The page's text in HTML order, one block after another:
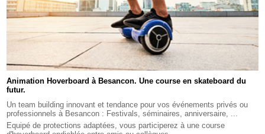
Animation Hoverboard à Besancon. Une course en skateboard du
futur.
Un team building innovant et tendance pour vos événements privés ou
professionnels à Besancon : Festivals, séminaires, anniversaire, ...
Equipé de protections adaptées, vous participerez à une course